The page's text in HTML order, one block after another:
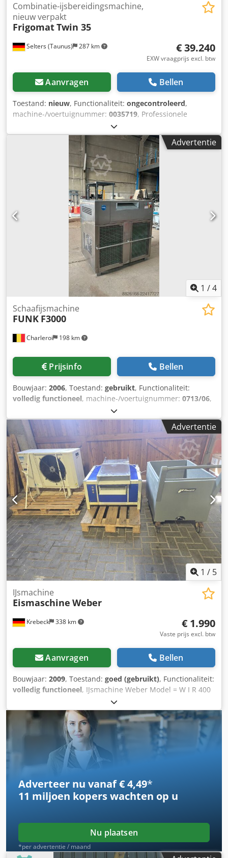
Selters (Taunus) 287 km
Combinatie-ijsbereidingsmachine,
nieuw verpakt
FrigomatTwin 35
€ 39.240
EXW vraagprijs excl. btw
Aanvragen Bellen
Toestand: nieuw, Functionaliteit: ongecontroleerd,
machine-/voertuignummer: 0035719, Professionele
combinatie-ijsmachine Frigomat Twin 35, nieuw en in
originele verpakking. De machine combineert een
pasteuriseerapparaat en een vriescilinder en is geschikt
voor ijssalons, de horeca en de
voedingsmiddelenindustrie. Functies en uitrusting: -
Combinatie van pasteuriseerapparaat en
batchvriesmachine - Automatische en semi-automatische
programma's - Geschikt voor granita, ijs en desserts -
Elektronische consistentiecontrole IES - RVS-tank en
robuuste roerder Technische gegevens: -
Productiecapaciteit: ca. 35 kg/uur - Batchgrootte: 2–6 kg -
Vermogen: 9 kW - Aansluiting: 400 V, 3-fasig - Gewicht: ca.
323 kg - Afmetingen: ca. 550 x 960 x 1.380 mm -
Pasteuriseren tot 105 °C Documentatie, garantiebewijzen
en CE-certificaten zijn beschikbaar. Locatie: 65618 Selters
(Taunus), Duitsland. Crjdezrn Azjpfx Afijf
Advertentie
1 /4
Charleroi 198 km
Schaafijsmachine
FUNK F3000
Prijsinfo Bellen
Bouwjaar: 2006, Toestand: gebruikt, Functionaliteit:
volledig functioneel, machine-/voertuignummer: 0713/06,
Schilfijsmachine FUNK F300 met een productiecapaciteit
tot 3000 kg per 24 uur. Crjdpfx Afezpfl Ujijf
Advertentie
1 / 5
Krebeck 338 km
IJsmachine
Eismaschine Weber
€ 1.990
Vaste prijs excl. btw
Aanvragen Bellen
Bouwjaar: 2009, Toestand: goed (gebruikt), Functionaliteit:
volledig functioneel, IJsmachine Weber Model = W I R 400
Bouwjaar: 2009 Crodjznlmcepfx Afisf inclusief ijskar 400 kg
per 24 uur Rotatieverdamper Koelmiddel R404A
Verzending mogelijk
Adverteer nu vanaf € 4,49*
11 miljoen koperswachten op u
Nu plaatsen
*per advertentie / maand